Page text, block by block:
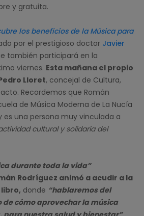
y gratuita.
los beneficios de la Música para
por el prestigioso doctor Javier
también participará en la
viernes. Esta mañana el propio
Lloret, concejal de Cultura,
Recordemos que Román
de Música Moderna de La Nucía
es una persona muy vinculada a
cultural y solidaria del
durante toda la vida”
Rodríguez animó a acudir a la
donde “hablaremos del
de cómo aprovechar la música